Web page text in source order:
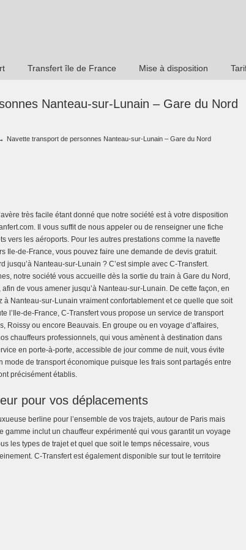
Transfert île de France Mise à disposition
Nanteau-sur-Lunain – Gare du Nord
Navette transport de personnes Nanteau-sur-Lunain – Gare du Nord
très facile étant donné que notre société est à votre disposition
Il vous suffit de nous appeler ou de renseigner une fiche
vers les aéroports. Pour les autres prestations comme la navette
Ile-de-France, vous pouvez faire une demande de devis gratuit.
jusqu’à Nanteau-sur-Lunain ? C’est simple avec C-Transfert.
notre société vous accueille dès la sortie du train à Gare du Nord,
de vous amener jusqu’à Nanteau-sur-Lunain. De cette façon, en
à Nanteau-sur-Lunain vraiment confortablement et ce quelle que soit
l’Ile-de-France, C-Transfert vous propose un service de transport
Roissy ou encore Beauvais. En groupe ou en voyage d’affaires,
chauffeurs professionnels, qui vous amènent à destination dans
en porte-à-porte, accessible de jour comme de nuit, vous évite
mode de transport économique puisque les frais sont partagés entre
précisément établis.
pour vos déplacements
berline pour l’ensemble de vos trajets, autour de Paris mais
gamme inclut un chauffeur expérimenté qui vous garantit un voyage
les types de trajet et quel que soit le temps nécessaire, vous
C-Transfert est également disponible sur tout le territoire